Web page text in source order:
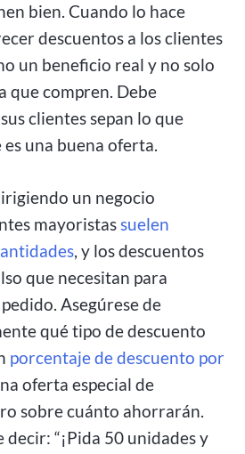
bien. Cuando lo hace
descuentos a los clientes
un beneficio real y no solo
que compren. Debe
clientes sepan lo que
una buena oferta.
un negocio
mayoristassuelen
, y los descuentos
que necesitan para
Asegúrese de
qué tipo de descuento
porcentaje de descuento por
oferta especial de
sobre cuánto ahorrarán.
decir: “¡Pida 50 unidades y